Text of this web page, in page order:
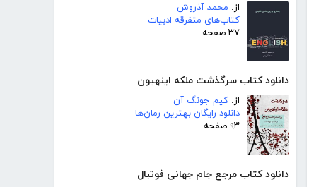
از: محمد آذروش
کتاب‌های متفرقه ادبیات
۳۷ صفحه
دانلود کتاب سرگذشت ملکه اینهیون
از: کیم جونگ آن
دانلود رایگان بهترین رمان‌ها
۹۳ صفحه
دانلود کتاب مرجع جام جهانی فوتبال